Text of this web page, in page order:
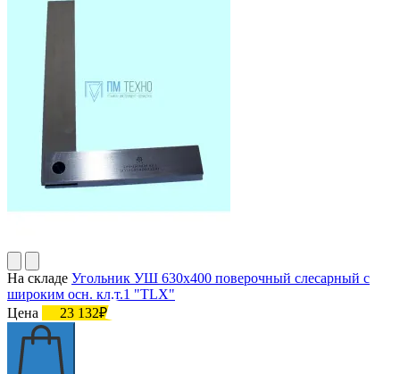
На складе Угольник УШ 630х400 поверочный слесарный с
широким осн. кл.т.1 "TLX"
Цена
23 132₽